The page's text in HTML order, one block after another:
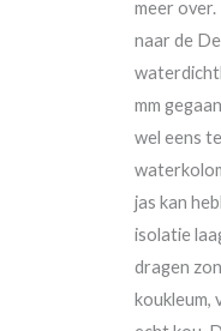
meer
naar de
mm
wel eens
jas kan
isolatie
dragen
koukleum,